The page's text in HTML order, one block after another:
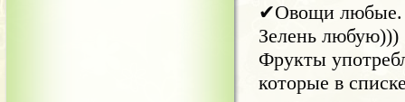
✔Овощи любые.
Зелень любую)))
Фрукты
которые в